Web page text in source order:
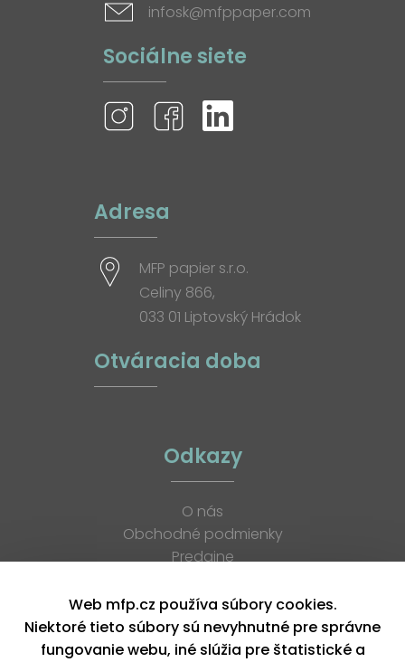
infosk@mfppaper.com
Sociálne siete
Adresa
MFP papier s.r.o.
Celiny 866,
033 01 Liptovský Hrádok
Otváracia doba
Odkazy
O nás
Obchodné podmienky
Predajne
K stiahnutiu
Blog
Kontakt
Web mfp.cz používa súbory cookies.
Niektoré tieto súbory sú nevyhnutné pre správne
fungovanie webu, iné slúžia pre štatistické a